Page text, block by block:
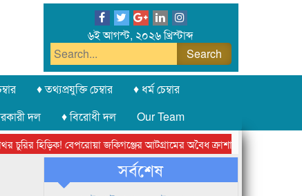
৬ই আগস্ট, ২০২৬ খ্রিস্টাব্দ
♦ তথ্যপ্রযুক্তি চেম্বার
♦ ধর্ম চেম্বার
দল ♦ বিরোধী দল
Our Team
হিড়িক! বেপরোয়া জকিগঞ্জের আটগ্রামের অবৈধ ক্রাশার জোন চক্র
সর্বশেষ